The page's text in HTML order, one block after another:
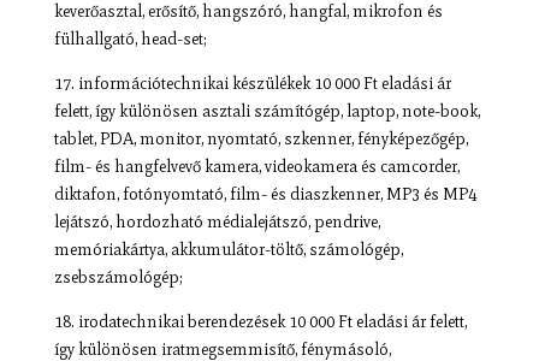
keverőasztal, erősítő, hangszóró, hangfal, mikrofon és
fülhallgató, head-set;
17. információtechnikai készülékek 10 000 Ft eladási ár
felett, így különösen asztali számítógép, laptop, note-book,
tablet, PDA, monitor, nyomtató, szkenner, fényképezőgép,
film- és hangfelvevő kamera, videokamera és camcorder,
diktafon, fotónyomtató, film- és diaszkenner, MP3 és MP4
lejátszó, hordozható médialejátszó, pendrive,
memóriakártya, akkumulátor-töltő, számológép,
zsebszámológép;
18. irodatechnikai berendezések 10 000 Ft eladási ár felett,
így különösen iratmegsemmisítő, fénymásoló,